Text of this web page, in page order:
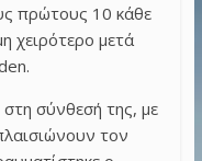
πρώτους 10 κάθε
χειρότερο μετά
σύνθεσή της, με
τον